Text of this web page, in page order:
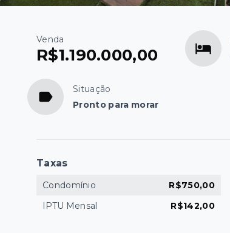
Venda
R$1.190.000,00
Situação
Pronto para morar
Taxas
Condomínio
R$750,00
IPTU Mensal
R$142,00